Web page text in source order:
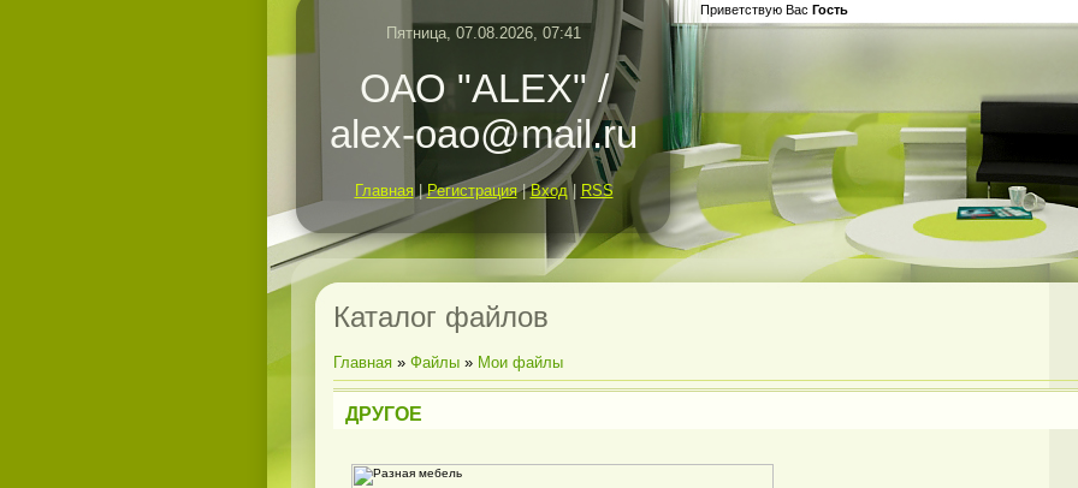
Пятница, 07.08.2026, 07:41
ОАО "ALEX" /
alex-oao@mail.ru
Главная |Регистрация|Вход| RSS
Приветствую Вас Гость
Каталог файлов
Главная » Файлы » Мои файлы
ДРУГОЕ